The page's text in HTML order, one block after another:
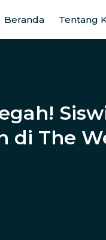
Beranda Tentang
di The